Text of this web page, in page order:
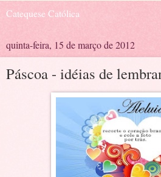
Catequese Católica
quinta-feira, 15 de março de 2012
Páscoa - idéias de